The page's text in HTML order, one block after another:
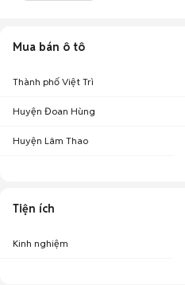
Mua bán ô tô
Thành phố Việt Trì
Huyện Đoan Hùng
Huyện Lâm Thao
Tiện ích
Kinh nghiệm